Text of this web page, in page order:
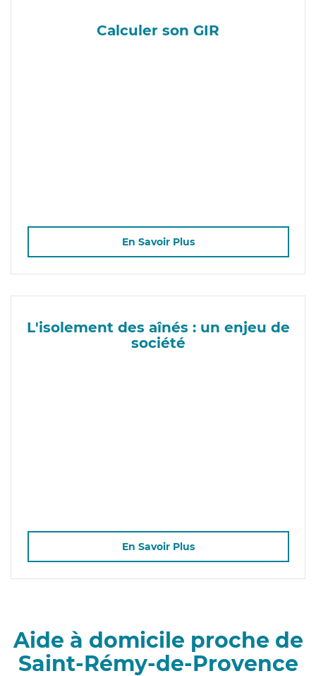
Calculer son GIR
En Savoir Plus
L'isolement des aînés : un enjeu de
société
En Savoir Plus
Aide à domicile proche de
Saint-Rémy-de-Provence